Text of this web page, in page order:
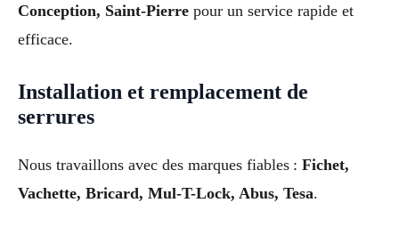
Conception, Saint-Pierre pour un service rapide et
efficace.
Installation et remplacement de
serrures
Nous travaillons avec des marques fiables : Fichet,
Vachette, Bricard, Mul-T-Lock, Abus, Tesa.